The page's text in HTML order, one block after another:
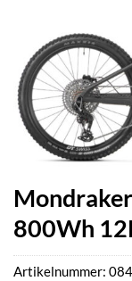
800Wh
Artikelnummer: